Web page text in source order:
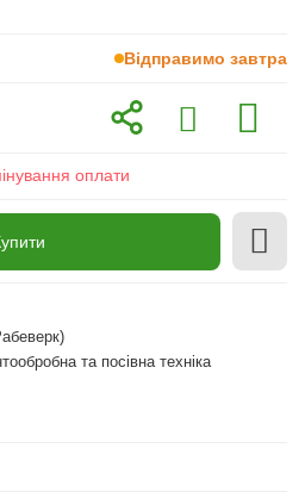
Відправимо завтра
оплати
та посівна техніка